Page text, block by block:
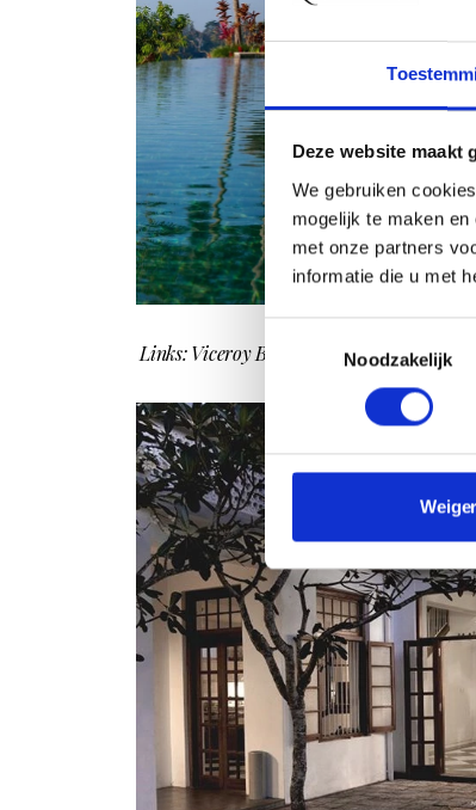
Deze website maakt
We gebruiken
mogelijk te maken
met onze partners
informatie die u met
Noodzakelijk
Links: Viceroy Bali Hotel, rechts: